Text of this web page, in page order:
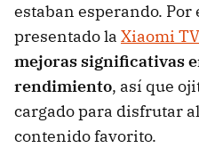
estaban esperando.
presentado la Xiaomi
mejoras significativas
rendimiento, así que
cargado para disfrutar
contenido favorito.